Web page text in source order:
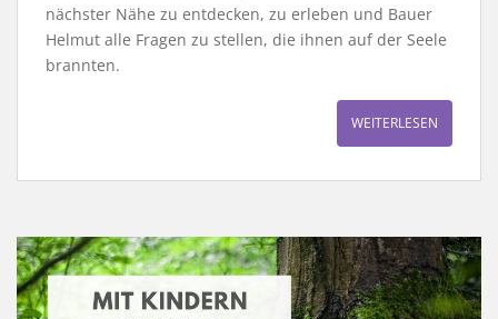
nächster Nähe zu entdecken, zu erleben und Bauer
Helmut alle Fragen zu stellen, die ihnen auf der Seele
brannten.
WEITERLESEN